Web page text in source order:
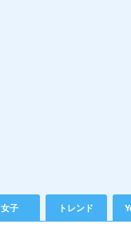
女子 トレンド